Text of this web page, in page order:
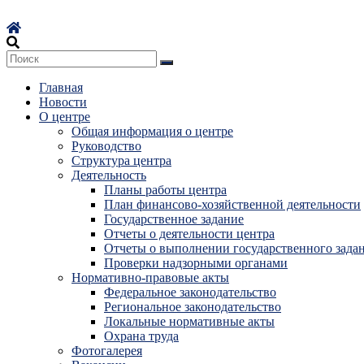
к
содержимому
Главная
Новости
О центре
Общая информация о центре
Руководство
Структура центра
Деятельность
Планы работы центра
План финансово-хозяйственной деятельности
Государственное задание
Отчеты о деятельности центра
Отчеты о выполнении государственного
Проверки надзорными органами
Нормативно-правовые акты
Федеральное законодательство
Региональное законодательство
Локальные нормативные акты
Охрана труда
Фотогалерея